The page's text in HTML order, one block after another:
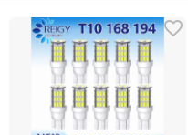
favorite_border